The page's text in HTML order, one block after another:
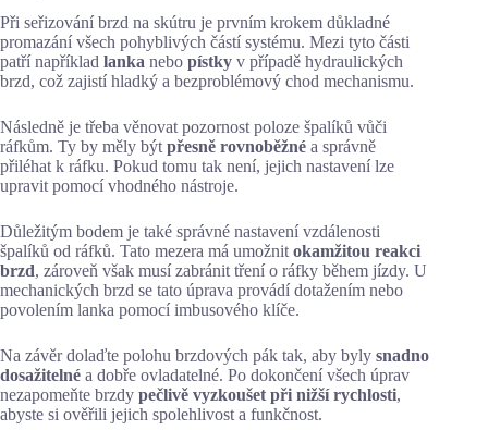
Při seřizování brzd na skútru je prvním krokem důkladné
promazání všech pohyblivých částí systému. Mezi tyto části
patří například lanka nebo pístky v případě hydraulických
brzd, což zajistí hladký a bezproblémový chod mechanismu.
Následně je třeba věnovat pozornost poloze špalíků vůči
ráfkům. Ty by měly být přesně rovnoběžné a správně
přiléhat k ráfku. Pokud tomu tak není, jejich nastavení lze
upravit pomocí vhodného nástroje.
Důležitým bodem je také správné nastavení vzdálenosti
špalíků od ráfků. Tato mezera má umožnit okamžitou reakci
brzd, zároveň však musí zabránit tření o ráfky během jízdy. U
mechanických brzd se tato úprava provádí dotažením nebo
povolením lanka pomocí imbusového klíče.
Na závěr dolaďte polohu brzdových pák tak, aby byly snadno
dosažitelné a dobře ovladatelné. Po dokončení všech úprav
nezapomeňte brzdy pečlivě vyzkoušet při nižší rychlosti,
abyste si ověřili jejich spolehlivost a funkčnost.